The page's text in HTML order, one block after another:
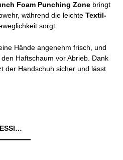
Foam Punching Zone bringt
während die leichte Textil-
sorgt.
Hände angenehm frisch, und
Haftschaum vor Abrieb. Dank
der Handschuh sicher und lässt
KÖNNTE DICH AUCH INTERESSIEREN: